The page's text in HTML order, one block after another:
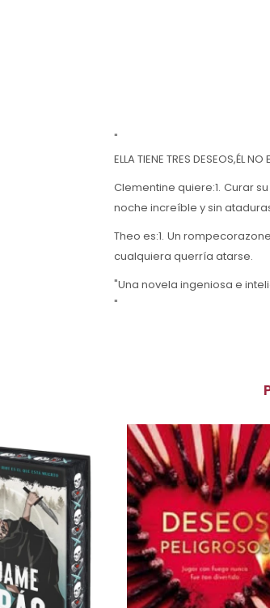
"
ELLA TIENE TRES DESEOS,ÉL
Clementine quiere:1. Curar
noche increíble y sin
Theo es:1. Un
cualquiera querría atarse.
"Una novela ingeniosa e
"